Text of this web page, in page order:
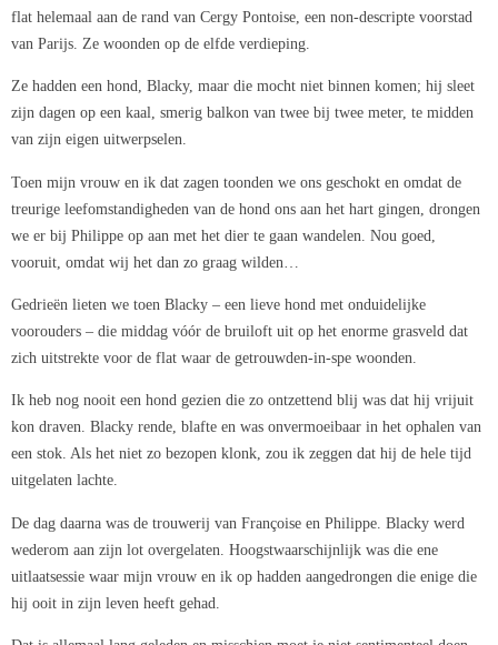
flat helemaal aan de rand van Cergy Pontoise, een non-descripte voorstad
van Parijs. Ze woonden op de elfde verdieping.
Ze hadden een hond, Blacky, maar die mocht niet binnen komen; hij sleet
zijn dagen op een kaal, smerig balkon van twee bij twee meter, te midden
van zijn eigen uitwerpselen.
Toen mijn vrouw en ik dat zagen toonden we ons geschokt en omdat de
treurige leefomstandigheden van de hond ons aan het hart gingen, drongen
we er bij Philippe op aan met het dier te gaan wandelen. Nou goed,
vooruit, omdat wij het dan zo graag wilden…
Gedrieën lieten we toen Blacky – een lieve hond met onduidelijke
voorouders – die middag vóór de bruiloft uit op het enorme grasveld dat
zich uitstrekte voor de flat waar de getrouwden-in-spe woonden.
Ik heb nog nooit een hond gezien die zo ontzettend blij was dat hij vrijuit
kon draven. Blacky rende, blafte en was onvermoeibaar in het ophalen van
een stok. Als het niet zo bezopen klonk, zou ik zeggen dat hij de hele tijd
uitgelaten lachte.
De dag daarna was de trouwerij van Françoise en Philippe. Blacky werd
wederom aan zijn lot overgelaten. Hoogstwaarschijnlijk was die ene
uitlaatsessie waar mijn vrouw en ik op hadden aangedrongen die enige die
hij ooit in zijn leven heeft gehad.